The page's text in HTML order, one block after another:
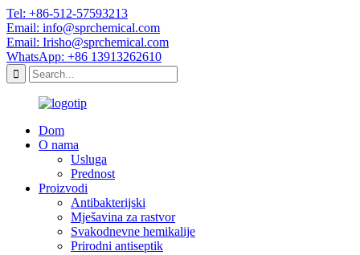
Tel: +86-512-57593213
Email: info@sprchemical.com
Email: Irisho@sprchemical.com
WhatsApp: +86 13913262610
Dom
O nama
Usluga
Prednost
Proizvodi
Antibakterijski
Mješavina za rastvor
Svakodnevne hemikalije
Prirodni antiseptik